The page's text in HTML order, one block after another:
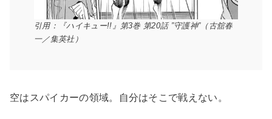
引用：『ハイキュー!!』第3巻 第20話 ”守護神”（古舘春
一／集英社）
空はスパイカーの領域。自分はそこで戦えない。